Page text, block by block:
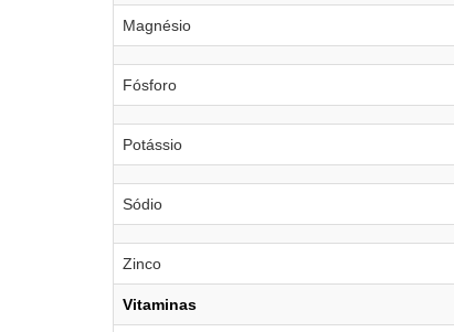
Magnésio
Fósforo
Potássio
Sódio
Zinco
Vitaminas